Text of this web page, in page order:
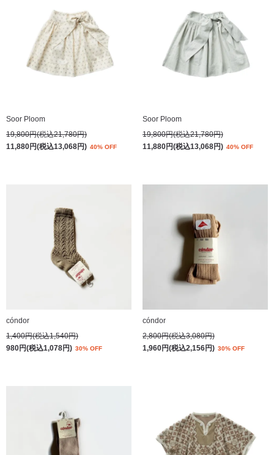
Soor Ploom
19,800円(税込21,780円)
11,880円(税込13,068円) 40% OFF
Soor Ploom
19,800円(税込21,780円)
11,880円(税込13,068円) 40% OFF
cóndor
1,400円(税込1,540円)
980円(税込1,078円) 30% OFF
cóndor
2,800円(税込3,080円)
1,960円(税込2,156円) 30% OFF